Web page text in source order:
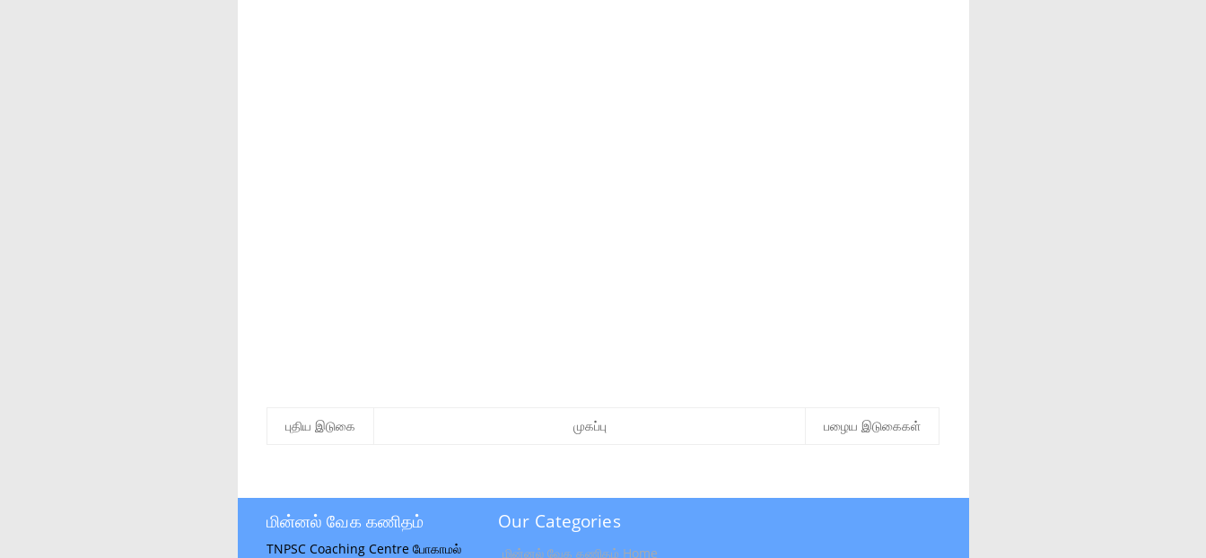
புதிய இடுகை பழைய இடுகைகள்
முகப்பு
மின்னல் வேக கணிதம்
TNPSC Coaching Centre போகாமல்
Our Categories
மின்னல் வேக கணிதம் Home